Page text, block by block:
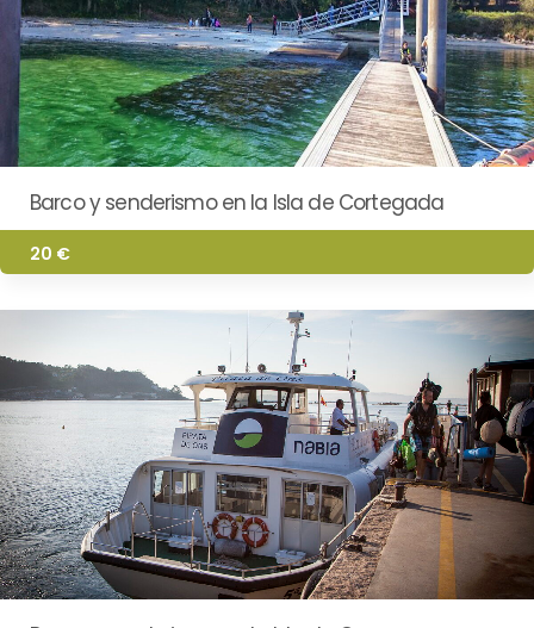
Barco y senderismo en la Isla de Cortegada
20 €